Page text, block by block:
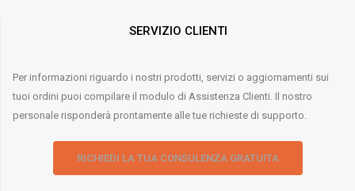
SERVIZIO CLIENTI
Per informazioni riguardo i nostri prodotti, servizi o aggiornamenti sui
tuoi ordini puoi compilare il modulo di Assistenza Clienti. Il nostro
personale risponderà prontamente alle tue richieste di supporto.
RICHIEDI LA TUA CONSULENZA GRATUITA